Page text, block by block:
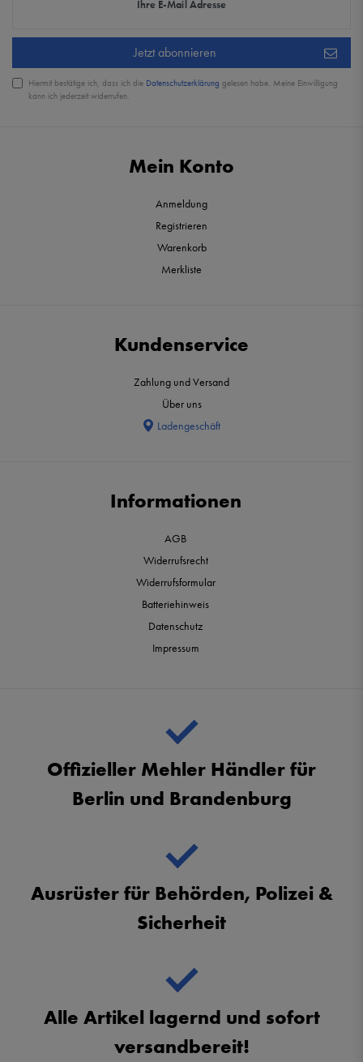
Mein Konto
Anmeldung
Registrieren
Warenkorb
Merkliste
Kundenservice
Zahlung und Versand
Über uns
Ladengeschäft
Informationen
AGB
Widerrufsrecht
Widerrufsformular
Batteriehinweis
Datenschutz
Impressum
Ihre E-Mail Adresse
Newsletter Honig
Jetzt abonnieren
Hiermit bestätige ich, dass ich die Daten­schutz­erklärung gelesen habe. Meine Einwilligung
kann ich jederzeit widerrufen.
Offizieller Mehler Händler für
Berlin und Brandenburg
Ausrüster für Behörden, Polizei &
Sicherheit
Alle Artikel lagernd und sofort
versandbereit!